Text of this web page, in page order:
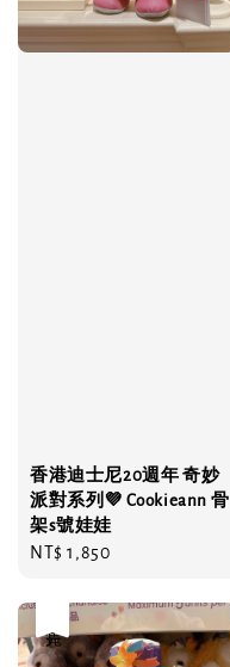
香港迪士尼20週年 奇妙
派對系列💜 Cookieann 骨
架s號娃娃
Regular
NT$ 1,850